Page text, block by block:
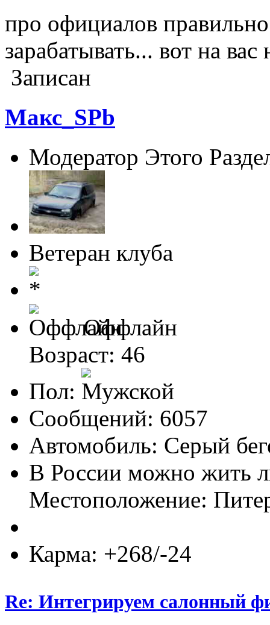
про официалов
зарабатывать... вот на
Записан
Макс_SPb
Модератор Этого
Ветеран клуба
Оффлайн
Возраст: 46
Пол:
Сообщений: 6057
Автомобиль: Серый
В России можно жить
Местоположение:
Карма: +268/-24
Re: Интегрируем салонный